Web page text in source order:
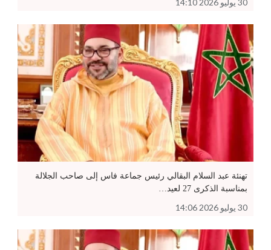
تهنئة عبد السلام البقالي رئيس جماعة فاس إلى صاحب الجلالة
بمناسبة الذكرى 27 لعيد…
30 يوليو 2026 14:06